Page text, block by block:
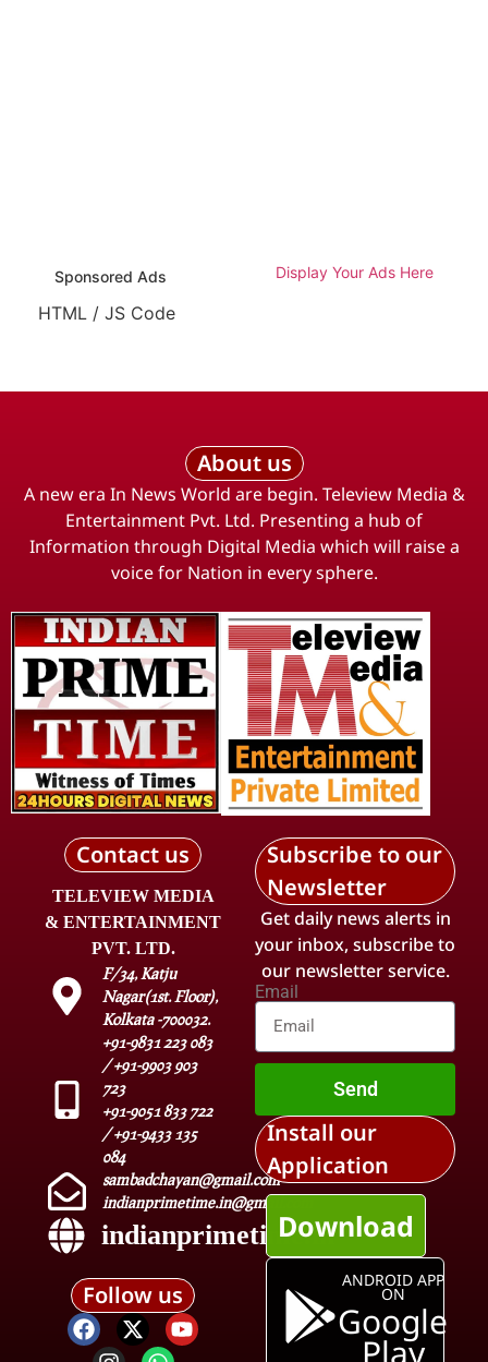
Sponsored Ads Display Your Ads Here
HTML / JS Code
About us
A new era In News World are begin. Teleview Media &
Entertainment Pvt. Ltd. Presenting a hub of
Information through Digital Media which will raise a
voice for Nation in every sphere.
Contact us
TELEVIEW MEDIA
& ENTERTAINMENT
PVT. LTD.
F/34, Katju
Nagar(1st. Floor),
Kolkata -700032.
+91-9831 223 083
/ +91-9903 903
723
+91-9051 833 722
/ +91-9433 135
084
sambadchayan@gmail.com
indianprimetime.in@gmail.com
indianprimetime.in
Follow us
Subscribe to our
Newsletter
Get daily news alerts in
your inbox, subscribe to
our newsletter service.
Email
Send
Install our
Application
Download
ANDROID APP
ON
Google
Play